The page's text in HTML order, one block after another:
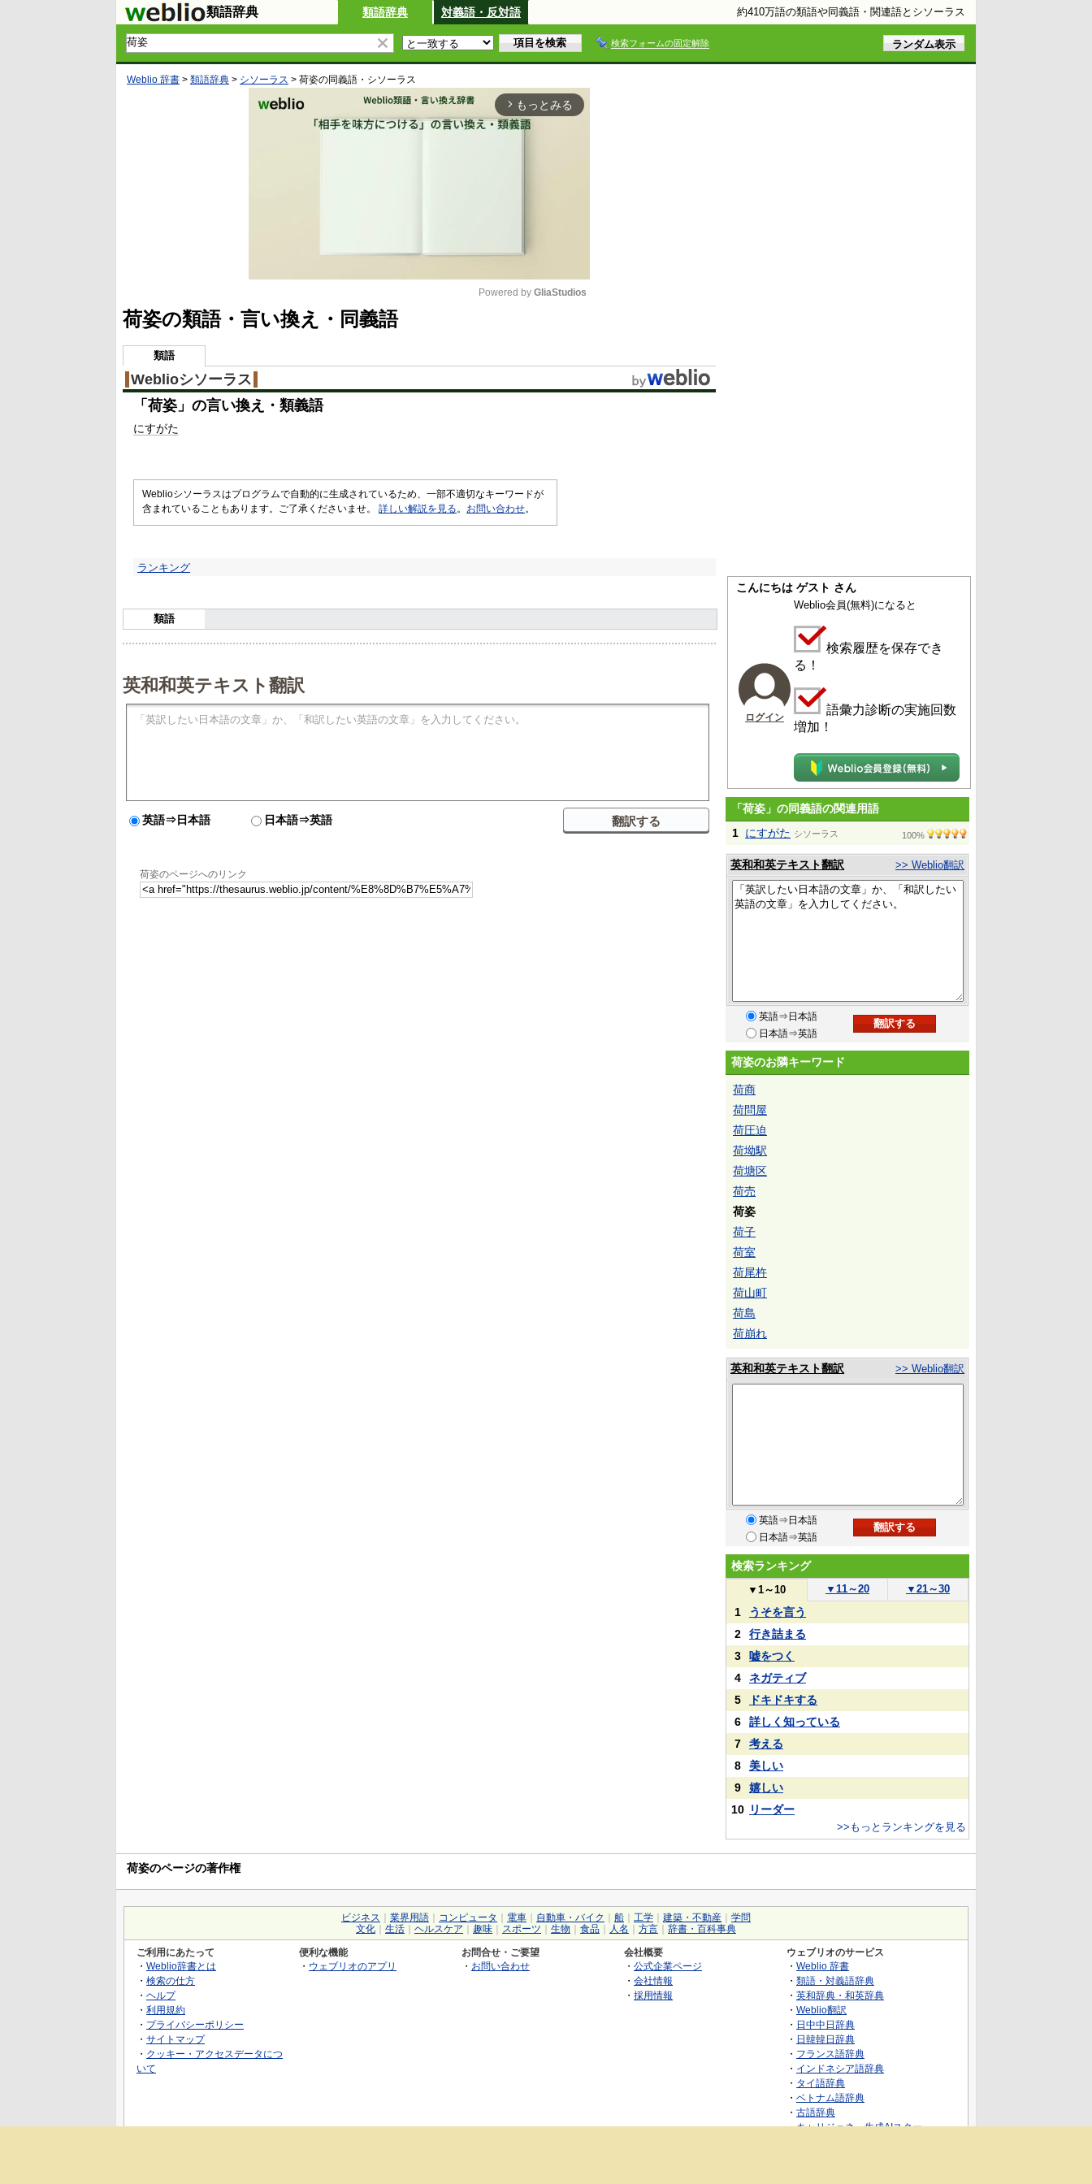
類語辞典 類語辞典 対義語・反対語 約410万語の類語や同義語・関連語とシソーラス
検索フォームの固定解除
Weblio 辞書 > 類語辞典 > シソーラス > 荷姿の同義語・シソーラス
arrow_forward_ios もっとみる
Powered by GliaStudios
荷姿の類語・言い換え・同義語
類語
Weblioシソーラス
「 荷姿 」の言い換え・類義語
にすがた
Weblioシソーラスはプログラムで自動的に生成されているため、一部不適切なキーワードが
含まれていることもあります。ご了承くださいませ。 詳しい解説を見る 。 お問い合わせ。
ランキング
類語
英和和英テキスト翻訳
英語⇒日本語 日本語⇒英語
荷姿のページへのリンク
こんにちは ゲスト さん
ログイン
Weblio会員(無料)になると
検索履歴を保存でき
る！
語彙力診断の実施回数
増加！
「荷姿」の同義語の関連用語
1 にすがた シソーラス 100%
英和和英テキスト翻訳 >> Weblio翻訳
英語⇒日本語
日本語⇒英語
荷姿のお隣キーワード
荷商
荷問屋
荷圧迫
荷坳駅
荷塘区
荷売
荷姿
荷子
荷室
荷尾杵
荷山町
荷島
荷崩れ
英和和英テキスト翻訳 >> Weblio翻訳
英語⇒日本語
日本語⇒英語
検索ランキング
▼ 1～10 ▼ 11～20 ▼ 21～30
1
うそを言う
2
行き詰まる
3
嘘をつく
4
ネガティブ
5
ドキドキする
6
詳しく知っている
7
考える
8
美しい
9
嬉しい
10 リーダー
>>もっとランキングを見る
荷姿のページの著作権
ビジネス 業界用語 コンピュータ 電車 自動車・バイク 船 工学 建築・不動産
学問
文化
生活 ヘルスケア 趣味 スポーツ 生物 食品 人名 方言 辞書・百科事典
ご利用にあたって
・ Weblio辞書とは
・ 検索の仕方
・ ヘルプ
・ 利用規約
・ プライバシーポリシー
・ サイトマップ
・ クッキー・アクセスデータにつ
いて
便利な機能
・ ウェブリオのアプリ
お問合せ・ご要望
・ お問い合わせ
会社概要
・ 公式企業ページ
・ 会社情報
・ 採用情報
ウェブリオのサービス
・ Weblio 辞書
・ 類語・対義語辞典
・ 英和辞典・和英辞典
・ Weblio翻訳
・ 日中中日辞典
・ 日韓韓日辞典
・ フランス語辞典
・ インドネシア語辞典
・ タイ語辞典
・ ベトナム語辞典
・ 古語辞典
・キャリジェネ～生成AIスクー